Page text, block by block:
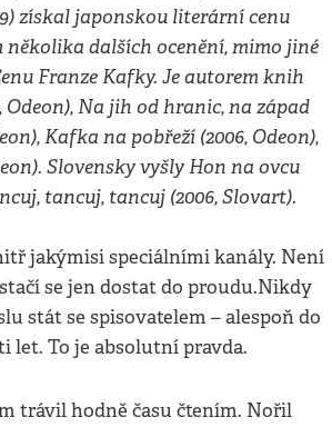
získal japonskou literární cenu
několika dalších ocenění, mimo jiné
Franze Kafky. Je autorem knih
Odeon), Na jih od hranic, na západ
Kafka na pobřeží (2006, Odeon),
Slovensky vyšly Hon na ovcu
tancuj, tancuj (2006, Slovart).
jakýmisi speciálními kanály. Není
se jen dostat do proudu.Nikdy
stát se spisovatelem – alespoň do
let. To je absolutní pravda.
trávil hodně času čtením. Nořil